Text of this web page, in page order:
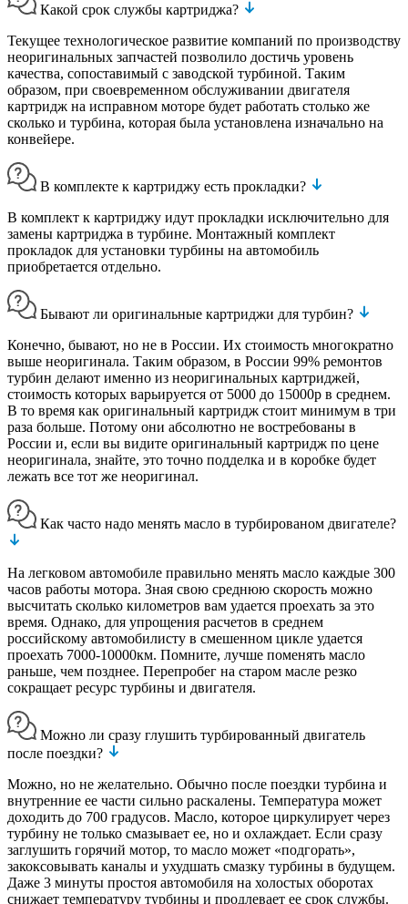
Какой срок службы картриджа?
Текущее технологическое развитие компаний по производству
неоригинальных запчастей позволило достичь уровень
качества, сопоставимый с заводской турбиной. Таким
образом, при своевременном обслуживании двигателя
картридж на исправном моторе будет работать столько же
сколько и турбина, которая была установлена изначально на
конвейере.
В комплекте к картриджу есть прокладки?
В комплект к картриджу идут прокладки исключительно для
замены картриджа в турбине. Монтажный комплект
прокладок для установки турбины на автомобиль
приобретается отдельно.
Бывают ли оригинальные картриджи для турбин?
Конечно, бывают, но не в России. Их стоимость многократно
выше неоригинала. Таким образом, в России 99% ремонтов
турбин делают именно из неоригинальных картриджей,
стоимость которых варьируется от 5000 до 15000р в среднем.
В то время как оригинальный картридж стоит минимум в три
раза больше. Потому они абсолютно не востребованы в
России и, если вы видите оригинальный картридж по цене
неоригинала, знайте, это точно подделка и в коробке будет
лежать все тот же неоригинал.
Как часто надо менять масло в турбированом двигателе?
На легковом автомобиле правильно менять масло каждые 300
часов работы мотора. Зная свою среднюю скорость можно
высчитать сколько километров вам удается проехать за это
время. Однако, для упрощения расчетов в среднем
российскому автомобилисту в смешенном цикле удается
проехать 7000-10000км. Помните, лучше поменять масло
раньше, чем позднее. Перепробег на старом масле резко
сокращает ресурс турбины и двигателя.
Можно ли сразу глушить турбированный двигатель
после поездки?
Можно, но не желательно. Обычно после поездки турбина и
внутренние ее части сильно раскалены. Температура может
доходить до 700 градусов. Масло, которое циркулирует через
турбину не только смазывает ее, но и охлаждает. Если сразу
заглушить горячий мотор, то масло может «подгорать»,
закоксовывать каналы и ухудшать смазку турбины в будущем.
Даже 3 минуты простоя автомобиля на холостых оборотах
снижает температуру турбины и продлевает ее срок службы.